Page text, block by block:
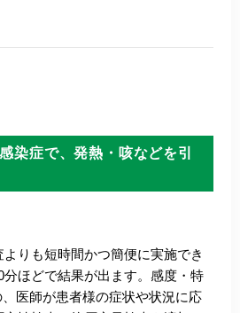
染症で、発熱・咳などを引
りも短時間かつ簡便に実施でき
分ほどで結果が出ます。感度・特
医師が患者様の症状や状況に応